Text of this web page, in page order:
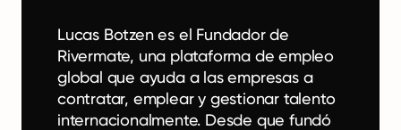
Lucas Botzen es el Fundador de
Rivermate, una plataforma de empleo
global que ayuda a las empresas a
contratar, emplear y gestionar talento
internacionalmente. Desde que fundó